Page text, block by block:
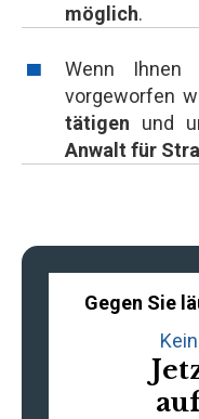
möglich.
Wenn Ihnen
vorgeworfen
tätigen und
Anwalt für
Gegen Sie